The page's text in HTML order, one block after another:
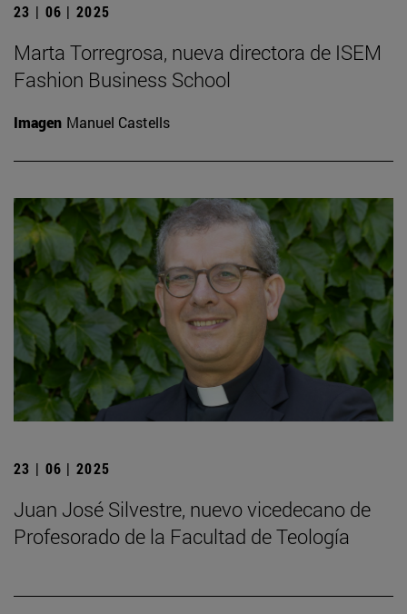
23 | 06 | 2025
Marta Torregrosa, nueva directora de ISEM
Fashion Business School
Imagen Manuel Castells
23 | 06 | 2025
Juan José Silvestre, nuevo vicedecano de
Profesorado de la Facultad de Teología